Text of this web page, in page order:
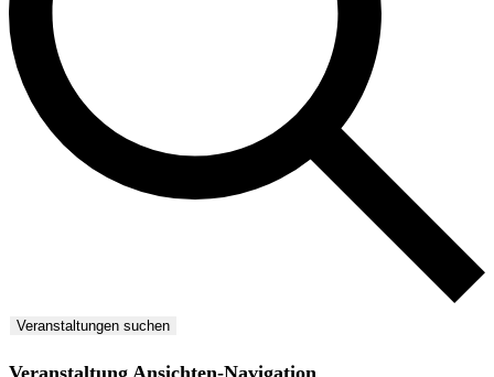
Veranstaltungen suchen
Veranstaltung Ansichten-Navigation